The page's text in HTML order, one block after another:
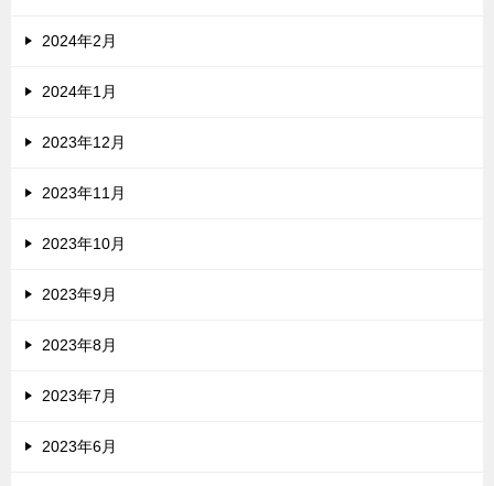
2024年2月
2024年1月
2023年12月
2023年11月
2023年10月
2023年9月
2023年8月
2023年7月
2023年6月